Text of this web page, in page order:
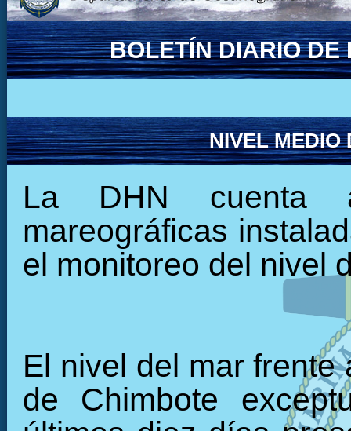
BOLETÍN DIARIO DE
NIVEL MEDIO
La DHN cuenta
mareográficas
el monitoreo del nivel
El nivel del mar
de Chimbote